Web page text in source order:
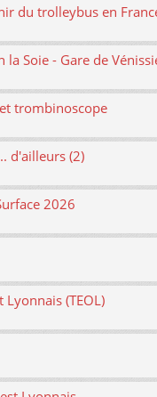
du trolleybus en
la Soie - Gare de
trombinoscope
d'ailleurs (2)
2026
(TEOL)